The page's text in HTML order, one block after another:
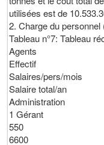
utilisées est de
2. Charge du personnel
Tableau n°7: Tableau
Agents
Effectif
Salaires/pers/mois
Salaire total/an
Administration
1 Gérant
550
6600